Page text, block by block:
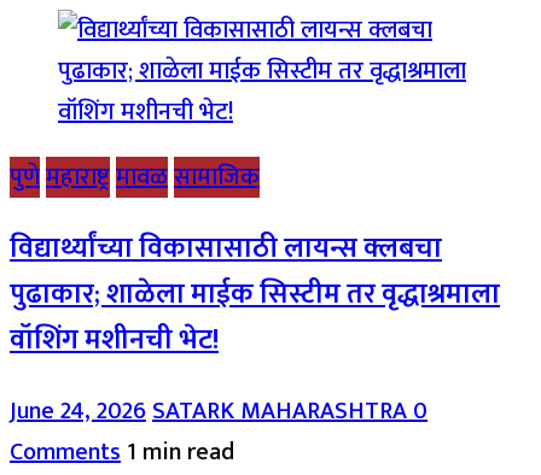
पुणेमहाराष्ट्रमावळसामाजिक
विद्यार्थ्यांच्या विकासासाठी लायन्स क्लबचा
पुढाकार; शाळेला माईक सिस्टीम तर वृद्धाश्रमाला
वॉशिंग मशीनची भेट!
June 24, 2026SATARK MAHARASHTRA0
Comments1 min read